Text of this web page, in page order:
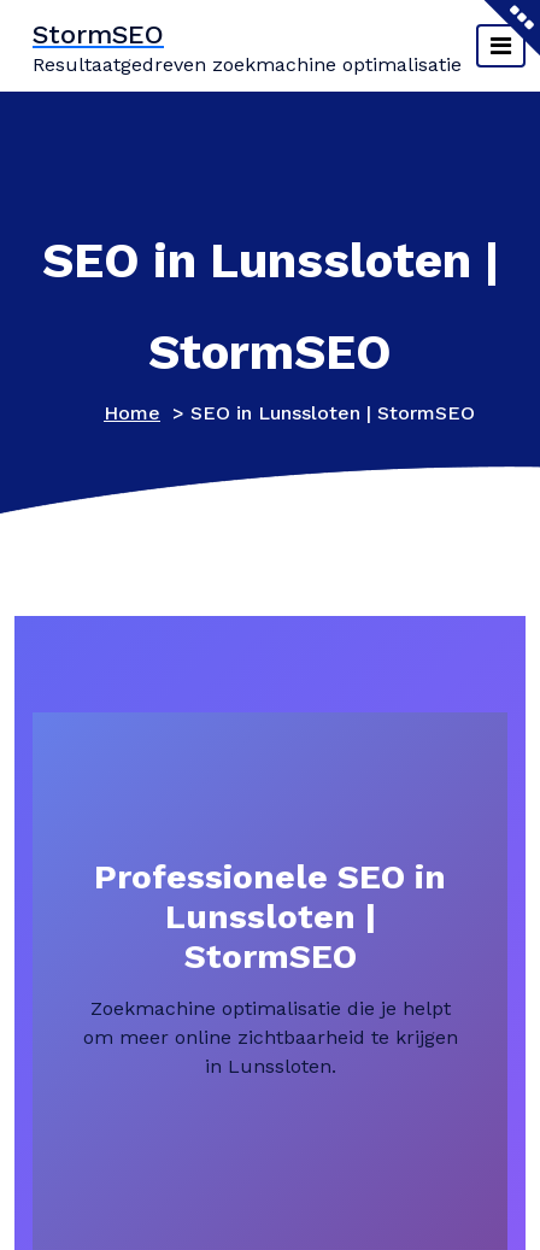
inhoud
springen
StormSEO
Resultaatgedreven zoekmachine optimalisatie
SEO in Lunssloten |
StormSEO
Home > SEO in Lunssloten | StormSEO
Professionele SEO in
Lunssloten |
StormSEO
Zoekmachine optimalisatie die je helpt
om meer online zichtbaarheid te krijgen
in Lunssloten.